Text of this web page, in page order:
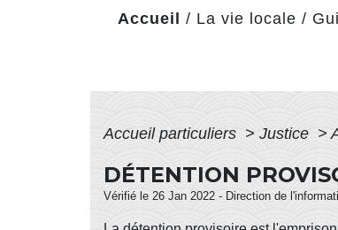
Accueil / La vie locale /
Accueil particuliers > Justice >
DÉTENTION
Vérifié le 26 Jan 2022 - Direction de